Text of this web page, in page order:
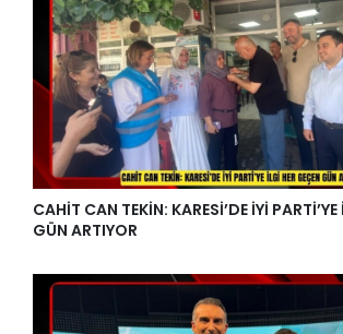
CAHİT CAN TEKİN: KARESİ’DE İYİ PARTİ’YE
GÜN ARTIYOR